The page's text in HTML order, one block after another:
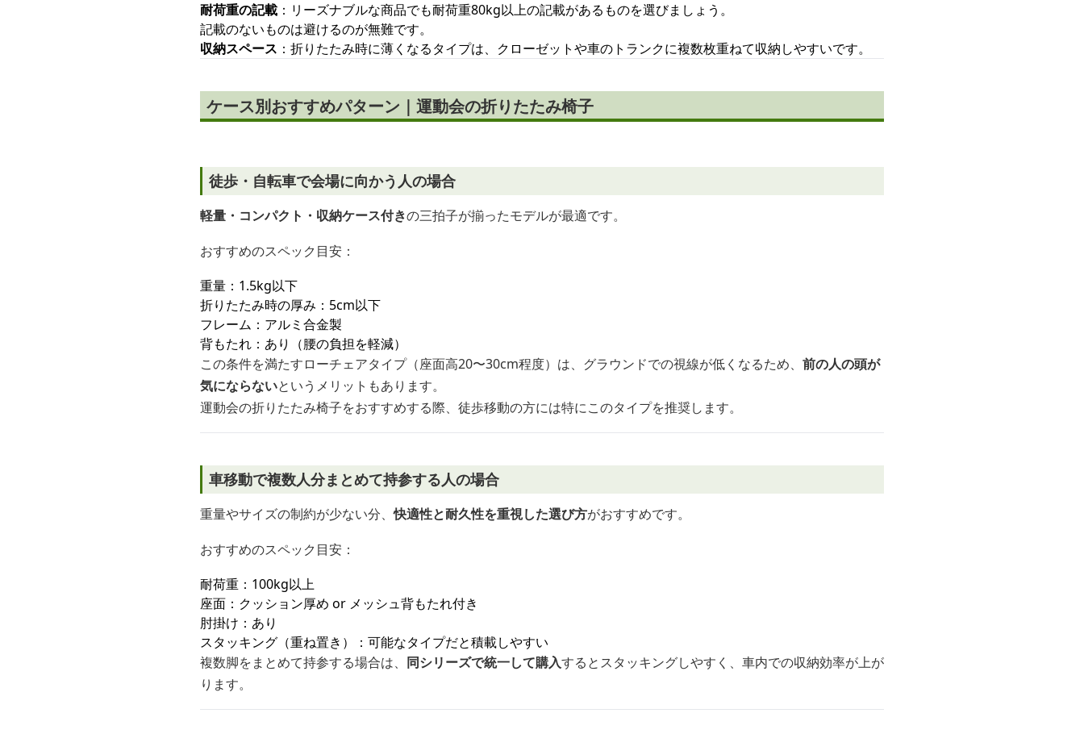
耐荷重の記載 ：リーズナブルな商品でも耐荷重80kg以上の記載があるものを選びましょう。
記載のないものは避けるのが無難です。
収納スペース ：折りたたみ時に薄くなるタイプは、クローゼットや車のトランクに複数枚重ねて収納しやすいです。
ケース別おすすめパターン｜運動会の折りたたみ椅子
徒歩・自転車で会場に向かう人の場合
軽量・コンパクト・収納ケース付きの三拍子が揃ったモデルが最適です。
おすすめのスペック目安：
重量：1.5kg以下
折りたたみ時の厚み：5cm以下
フレーム：アルミ合金製
背もたれ：あり（腰の負担を軽減）
この条件を満たすローチェアタイプ（座面高20〜30cm程度）は、グラウンドでの視線が低くなるため、 前の人の頭が
気にならないというメリットもあります。
運動会の折りたたみ椅子をおすすめする際、徒歩移動の方には特にこのタイプを推奨します。
車移動で複数人分まとめて持参する人の場合
重量やサイズの制約が少ない分、快適性と耐久性を重視した選び方がおすすめです。
おすすめのスペック目安：
耐荷重：100kg以上
座面：クッション厚め or メッシュ背もたれ付き
肘掛け：あり
スタッキング（重ね置き）：可能なタイプだと積載しやすい
複数脚をまとめて持参する場合は、 同シリーズで統一して購入するとスタッキングしやすく、車内での収納効率が上が
ります。